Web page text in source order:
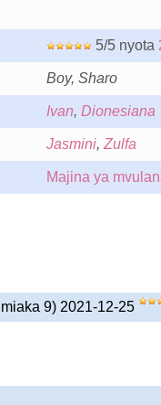
5/5 nyota
Boy, Sharo
Ivan, Dionesiana
Jasmini, Zulfa
Majina ya
9) 2021-12-25